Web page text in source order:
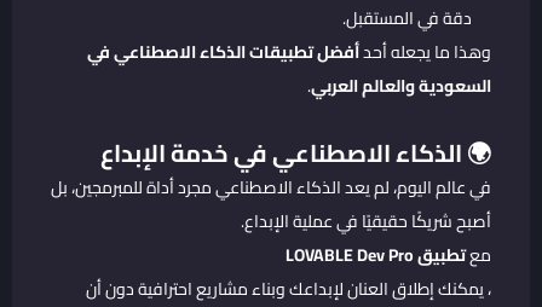
دقة في المستقبل.
وهذا ما يجعله أحدأفضل تطبيقات الذكاء الاصطناعي في
السعودية والعالم العربي.
🌍 الذكاء الاصطناعي في خدمة الإبداع
في عالم اليوم، لم يعد الذكاء الاصطناعي مجرد أداة للمبرمجين، بل
أصبح شريكًا حقيقيًا في عملية الإبداع.
معتطبيق LOVABLE Dev Pro
، يمكنك إطلاق العنان لإبداعك وبناء مشاريع احترافية دون أن